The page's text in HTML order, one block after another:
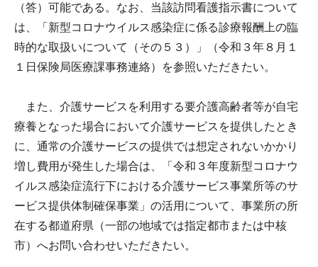
（答）可能である。なお、当該訪問看護指示書について
は、「新型コロナウイルス感染症に係る診療報酬上の臨
時的な取扱いについて（その５３）」（令和３年８月１
１日保険局医療課事務連絡）を参照いただきたい。
また、介護サービスを利用する要介護高齢者等が自宅
療養となった場合において介護サービスを提供したとき
に、通常の介護サービスの提供では想定されないかかり
増し費用が発生した場合は、「令和３年度新型コロナウ
イルス感染症流行下における介護サービス事業所等のサ
ービス提供体制確保事業」の活用について、事業所の所
在する都道府県（一部の地域では指定都市または中核
市）へお問い合わせいただきたい。